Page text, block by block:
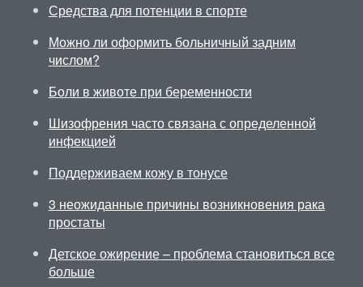
Средства для потенции в спорте
Можно ли оформить больничный задним
числом?
Боли в животе при беременности
Шизофрения часто связана с определенной
инфекцией
Поддерживаем кожу в тонусе
3 неожиданные причины возникновения рака
простаты
Детское ожирение – проблема становиться все
больше